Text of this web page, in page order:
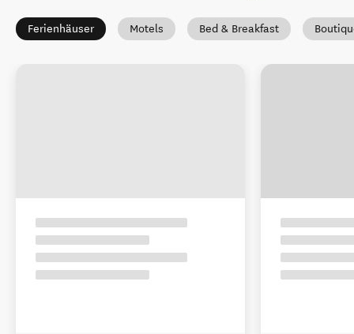
Ferienhäuser Motels Bed & Breakfast